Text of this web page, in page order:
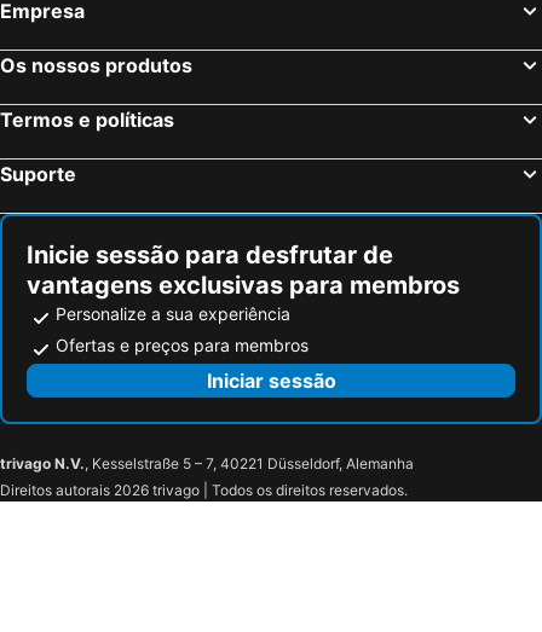
Empresa
Os nossos produtos
Termos e políticas
Suporte
Inicie sessão para desfrutar de
vantagens exclusivas para membros
Personalize a sua experiência
Ofertas e preços para membros
Iniciar sessão
trivago N.V., Kesselstraße 5 – 7, 40221 Düsseldorf, Alemanha
Direitos autorais 2026 trivago | Todos os direitos reservados.